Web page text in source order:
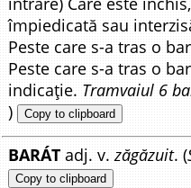
împiedicată sau
Peste care s-a tras o
Peste care s-a tras o
indicație. Tramvaiul 6
) Copy to clipboard
BARÁT adj. v.zăgăzuit. (
Copy to clipboard